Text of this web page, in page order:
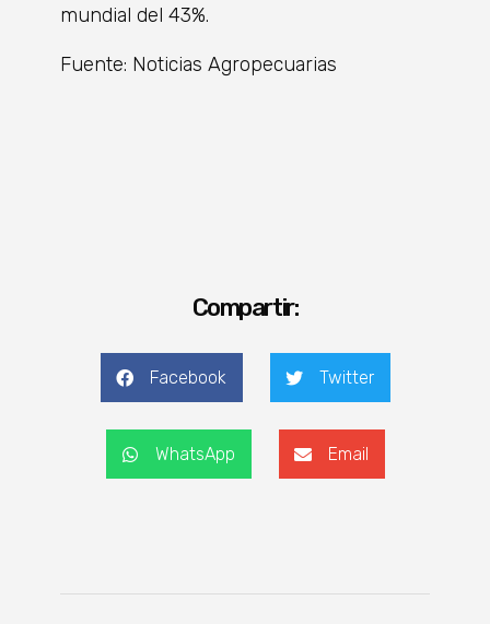
mundial del 43%.
Fuente: Noticias Agropecuarias
Compartir:
Facebook Twitter
WhatsApp Email